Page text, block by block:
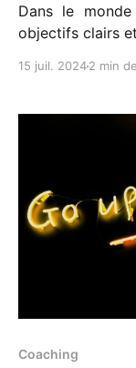
Dans le
objectifs clairs
objectifs
aspirations et
15 juil. 20242 min
Coaching